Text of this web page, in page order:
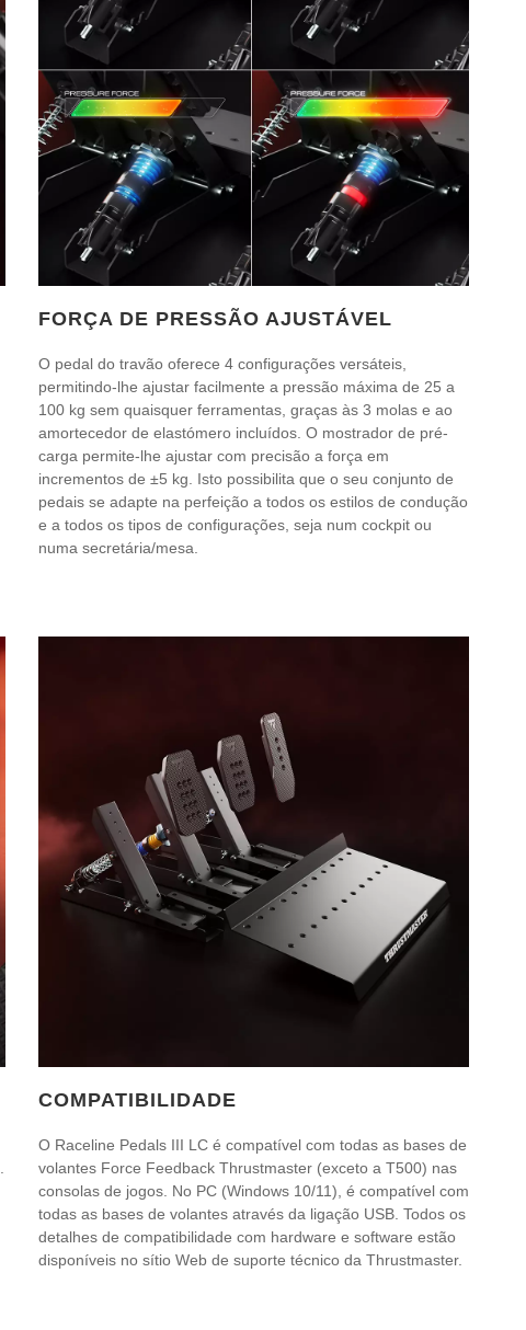
FORÇA DE PRESSÃO AJUSTÁVEL
O pedal do travão oferece 4 configurações versáteis,
permitindo-lhe ajustar facilmente a pressão máxima de 25 a
100 kg sem quaisquer ferramentas, graças às 3 molas e ao
amortecedor de elastómero incluídos. O mostrador de pré-
carga permite-lhe ajustar com precisão a força em
incrementos de ±5 kg. Isto possibilita que o seu conjunto de
pedais se adapte na perfeição a todos os estilos de condução
e a todos os tipos de configurações, seja num cockpit ou
numa secretária/mesa.
COMPATIBILIDADE
O Raceline Pedals III LC é compatível com todas as bases de
volantes Force Feedback Thrustmaster (exceto a T500) nas
consolas de jogos. No PC (Windows 10/11), é compatível com
todas as bases de volantes através da ligação USB. Todos os
detalhes de compatibilidade com hardware e software estão
disponíveis no sítio Web de suporte técnico da Thrustmaster.